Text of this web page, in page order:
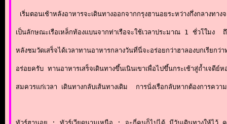
เริ่มตอนเช้าหลังอาหารจะเดินทางออกจากกรุงฮานอยระหว่างกึ่งกล
เป็นลักษณะเรือเหล็กท้องแบนจากท่าเรือจะใช้เวลาประมาณ 1 ชั่วโใม
หลังชมวัดเสร็จได้เวลาทานอาหารกลางวันที่นี่จะอร่อยกว่าฮาลองบกเรียก
อร่อยครับ ทานอาหารเสร็จเดินทางขึ้นเนินเขาเพื่อไปขึ้นกระเช้าสู่ถ้ำเจดี
สมควรแก่เวลา เดินทางกลับเส้นทางเดิม  การนั่งเรือกลับหากต้องการคว